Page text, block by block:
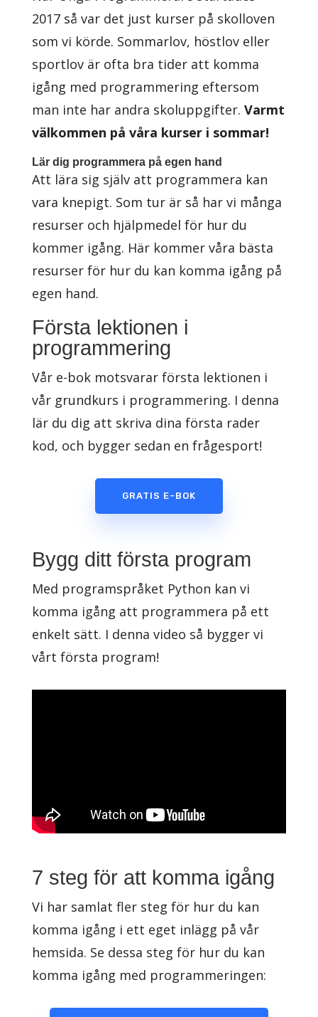
2017 så var det just kurser på skolloven
som vi körde. Sommarlov, höstlov eller
sportlov är ofta bra tider att komma
igång med programmering eftersom
man inte har andra skoluppgifter. Varmt
välkommen på våra kurser i sommar!
Lär dig programmera på egen hand
Att lära sig själv att programmera kan
vara knepigt. Som tur är så har vi många
resurser och hjälpmedel för hur du
kommer igång. Här kommer våra bästa
resurser för hur du kan komma igång på
egen hand.
Första lektionen i
programmering
Vår e-bok motsvarar första lektionen i
vår grundkurs i programmering. I denna
lär du dig att skriva dina första rader
kod, och bygger sedan en frågesport!
GRATIS E-BOK
Bygg ditt första program
Med programspråket Python kan vi
komma igång att programmera på ett
enkelt sätt. I denna video så bygger vi
vårt första program!
7 steg för att komma igång
Vi har samlat fler steg för hur du kan
komma igång i ett eget inlägg på vår
hemsida. Se dessa steg för hur du kan
komma igång med programmeringen: